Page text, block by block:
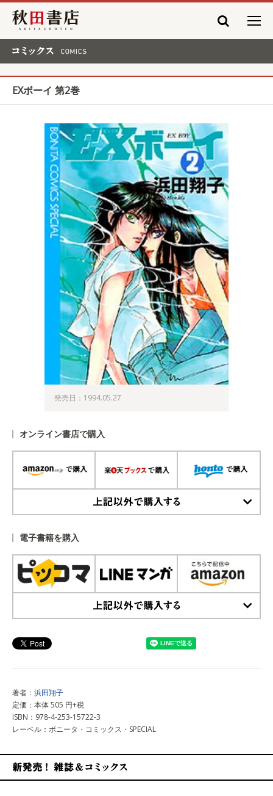
秋田書店
EXボーイ 第2巻
発売日：1994.05.27
オンライン書店で購入
電子書籍を購入
著者： 浜田翔子
定価：本体 505 円+税
ISBN：978-4-253-15722-3
レーベル：ボニータ・コミックス・SPECIAL